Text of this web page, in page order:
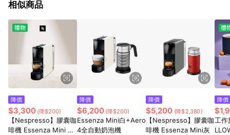
相似商品
降價
$3,300 (降$200)
【Nespresso】膠囊咖
啡機 Essenza Mini 純
降價
$6,200 (降$200)
Essenza Mini白+Aero
4全自動奶泡機
降價
$5,200 (降$2,380)
【Nespresso】膠囊咖
啡機 Essenza Mini灰
降價
工作